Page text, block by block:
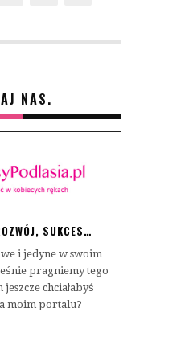
NAS.
SUKCES…
i jedyne w swoim
pragniemy tego
jeszcze chciałabyś
moim portalu?